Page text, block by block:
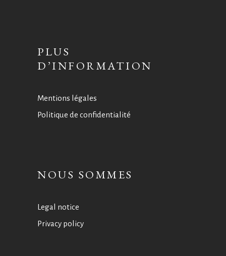
PLUS
D’INFORMATION
Mentions légales
Politique de confidentialité
NOUS SOMMES
Legal notice
Privacy policy